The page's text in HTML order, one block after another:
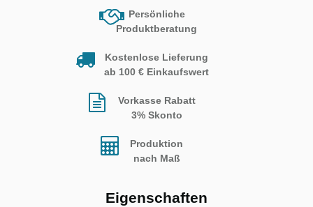
Persönliche
Produktberatung
Kostenlose Lieferung
ab 100 € Einkaufswert
Vorkasse Rabatt
3% Skonto
Produktion
nach Maß
Eigenschaften